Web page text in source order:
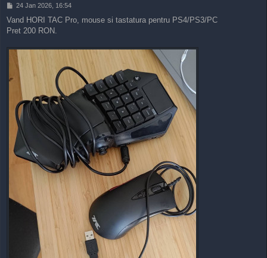
P
s
t
24 Jan 2026, 16:54
Vand HORI TAC Pro, mouse si tastatura pentru PS4/PS3/PC
Pret 200 RON.